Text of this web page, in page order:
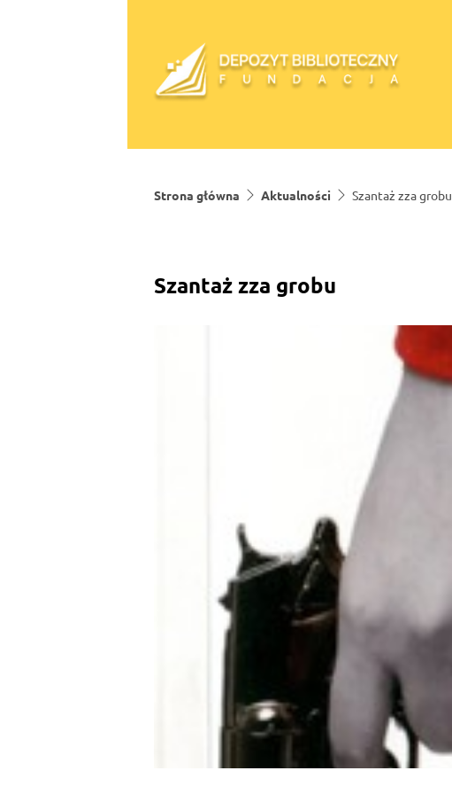
Strona główna Aktualności Szantaż zza grobu
Szantaż zza grobu